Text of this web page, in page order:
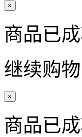
×
商品已
继续购物
×
商品已